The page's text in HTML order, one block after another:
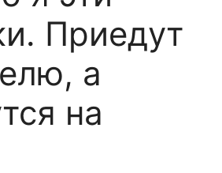
Приедут
а
на